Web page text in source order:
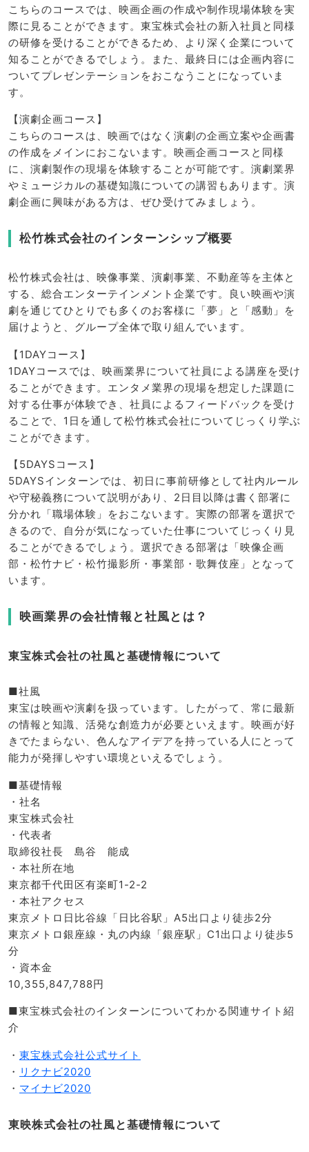
こちらのコースでは、映画企画の作成や制作現場体験を実
際に見ることができます。東宝株式会社の新入社員と同様
の研修を受けることができるため、より深く企業について
知ることができるでしょう。また、最終日には企画内容に
ついてプレゼンテーションをおこなうことになっていま
す。
【演劇企画コース】
こちらのコースは、映画ではなく演劇の企画立案や企画書
の作成をメインにおこないます。映画企画コースと同様
に、演劇製作の現場を体験することが可能です。演劇業界
やミュージカルの基礎知識についての講習もあります。演
劇企画に興味がある方は、ぜひ受けてみましょう。
松竹株式会社のインターンシップ概要
松竹株式会社は、映像事業、演劇事業、不動産等を主体と
する、総合エンターテインメント企業です。良い映画や演
劇を通じてひとりでも多くのお客様に「夢」と「感動」を
届けようと、グループ全体で取り組んでいます。
【1DAYコース】
1DAYコースでは、映画業界について社員による講座を受け
ることができます。エンタメ業界の現場を想定した課題に
対する仕事が体験でき、社員によるフィードバックを受け
ることで、1日を通して松竹株式会社についてじっくり学ぶ
ことができます。
【5DAYSコース】
5DAYSインターンでは、初日に事前研修として社内ルール
や守秘義務について説明があり、2日目以降は書く部署に
分かれ「職場体験」をおこないます。実際の部署を選択で
きるので、自分が気になっていた仕事についてじっくり見
ることができるでしょう。選択できる部署は「映像企画
部・松竹ナビ・松竹撮影所・事業部・歌舞伎座」となって
います。
映画業界の会社情報と社風とは？
東宝株式会社の社風と基礎情報について
■社風
東宝は映画や演劇を扱っています。したがって、常に最新
の情報と知識、活発な創造力が必要といえます。映画が好
きでたまらない、色んなアイデアを持っている人にとって
能力が発揮しやすい環境といえるでしょう。
■基礎情報
・社名
東宝株式会社
・代表者
取締役社長 島谷 能成
・本社所在地
東京都千代田区有楽町1-2-2
・本社アクセス
東京メトロ日比谷線「日比谷駅」A5出口より徒歩2分
東京メトロ銀座線・丸の内線「銀座駅」C1出口より徒歩5
分
・資本金
10,355,847,788円
■東宝株式会社のインターンについてわかる関連サイト紹
介
・ 東宝株式会社公式サイト
・ リクナビ2020
・ マイナビ2020
東映株式会社の社風と基礎情報について